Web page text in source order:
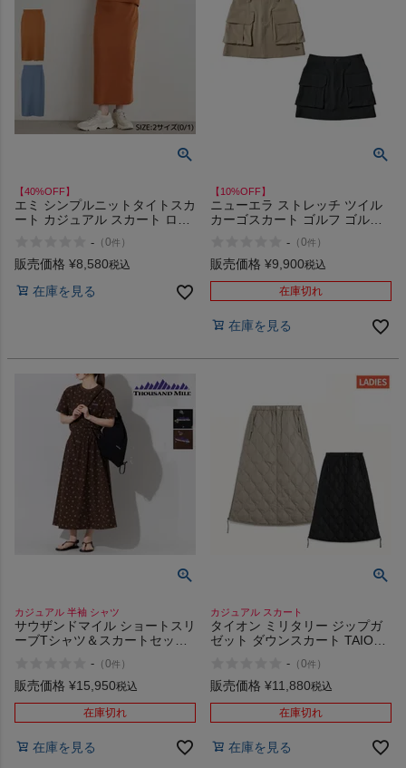
【40%OFF】
エミ シンプルニットタイトスカ
ート カジュアル スカート ロン
emmi atelier アウトレット セー
ル
- （0件 ）
販売価格 ¥8,580税込
在庫を見る
【10%OFF】
ニューエラ ストレッチ ツイル
カーゴスカート ゴルフ ゴルフ
付き NEW ERA- （0件 ）
販売価格 ¥9,900税込
在庫切れ
在庫を見る
カジュアル 半袖 シャツ
サウザンドマイル ショートスリ
ーブTシャツ＆スカートセット
- （0件 ）
販売価格 ¥15,950税込
在庫切れ
在庫を見る
カジュアル スカート
タイオン ミリタリー ジップガ
ゼット ダウンスカート TAION
- （0件 ）
販売価格 ¥11,880税込
在庫切れ
在庫を見る